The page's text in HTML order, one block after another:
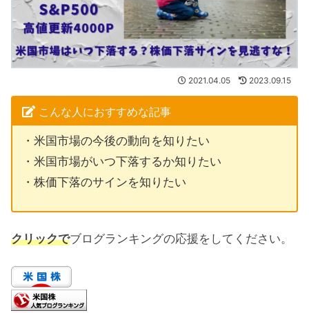
2021.04.05 2023.09.15
こんな人におすすめな記事
・米国市場の今後の動向を知りたい
・米国市場がいつ下落するか知りたい
・株価下落のサインを知りたい
クリックでブログランキングの応援をしてください。